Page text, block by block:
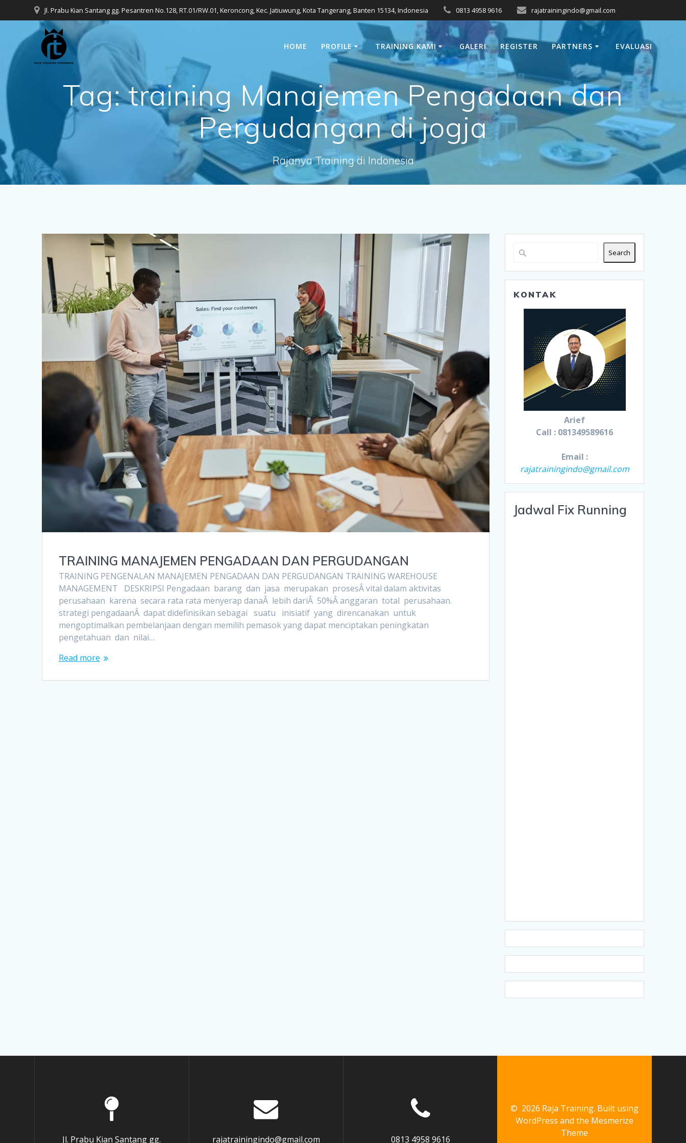
to
Jl. Prabu Kian Santang gg. Pesantren No.128, RT.01/RW.01, Keroncong, Kec. Jatiuwung, Kota Tangerang, Banten 15134, Indonesia 0813 4958 9616 rajatrainingindo@gmail.com
HOME PROFILE TRAINING KAMI GALERI REGISTER PARTNERS EVALUASI
Tag:training Manajemen Pengadaan dan
Pergudangan di jogja
Rajanya Training di Indonesia
TRAINING MANAJEMEN PENGADAAN DAN PERGUDANGAN
TRAINING PENGENALAN MANAJEMEN PENGADAAN DAN PERGUDANGAN TRAINING WAREHOUSE
MANAGEMENT DESKRIPSI Pengadaan barang dan jasa merupakan prosesÂ vital dalam aktivitas
perusahaan karena secara rata rata menyerap danaÂ lebih dariÂ 50%Â anggaran total perusahaan.
strategi pengadaanÂ dapat didefinisikan sebagai suatu inisiatif yang direncanakan untuk
mengoptimalkan pembelanjaan dengan memilih pemasok yang dapat menciptakan peningkatan
pengetahuan dan nilai…
Read more
Search
KONTAK
Arief
Call : 081349589616
Email :
rajatrainingindo@gmail.com
Jadwal Fix Running
Jl. Prabu Kian Santang gg. rajatrainingindo@gmail.com 0813 4958 9616
© 2026 Raja Training. Built using
WordPress and the Mesmerize
Theme